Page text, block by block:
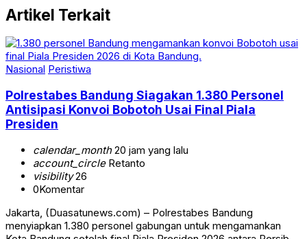
Artikel Terkait
Nasional Peristiwa
Polrestabes Bandung Siagakan 1.380 Personel
Antisipasi Konvoi Bobotoh Usai Final Piala
Presiden
calendar_month20 jam yang lalu
account_circleRetanto
visibility26
0Komentar
Jakarta, (Duasatunews.com) – Polrestabes Bandung
menyiapkan 1.380 personel gabungan untuk mengamankan